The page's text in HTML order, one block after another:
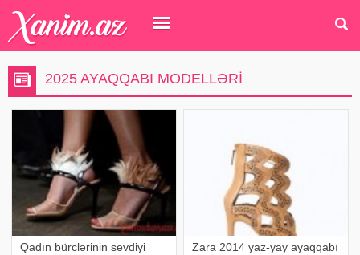
2025 AYAQQABI MODELLƏRI
Qadın bürclərinin sevdiyi
Zara 2014 yaz-yay ayaqqabı